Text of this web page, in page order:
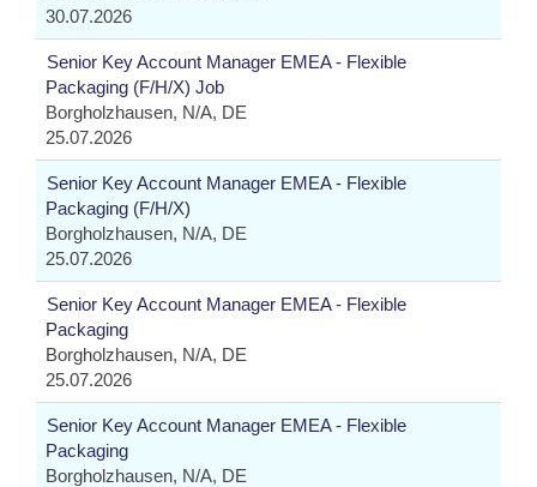
30.07.2026
Senior Key Account Manager EMEA - Flexible
Packaging (F/H/X) Job
Borgholzhausen, N/A, DE
25.07.2026
Senior Key Account Manager EMEA - Flexible
Packaging (F/H/X)
Borgholzhausen, N/A, DE
25.07.2026
Senior Key Account Manager EMEA - Flexible
Packaging
Borgholzhausen, N/A, DE
25.07.2026
Senior Key Account Manager EMEA - Flexible
Packaging
Borgholzhausen, N/A, DE